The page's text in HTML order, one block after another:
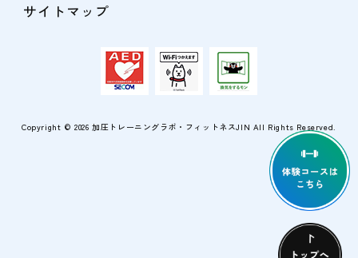
サイトマップ
Copyright © 2026加圧トレーニングラボ・フィットネスJIN All Rights Reserved.